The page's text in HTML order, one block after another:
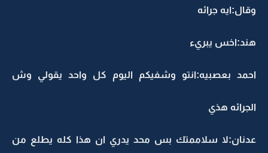
وقال:ايه جرائه
هند:اخس يبريء
احمد بعصبيه:انتو وشفيكم اليوم كل واحد يقولي وش
الجرائه هذي
عدنان:لا سلاممتك بس محد يدري ان هذا كله يطلع من